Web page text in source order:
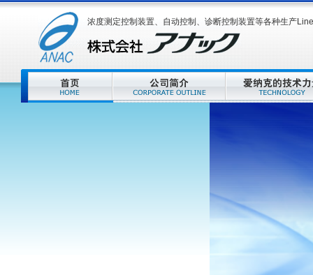
浓度测定控制装置、自动控制、诊断控制装置等各种生产